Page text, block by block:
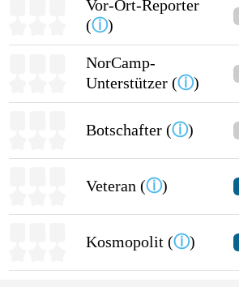
Vor-Ort-Reporter
(ⓘ)
NorCamp-
Unterstützer (ⓘ)
Botschafter (ⓘ)
Veteran (ⓘ)
Kosmopolit (ⓘ)